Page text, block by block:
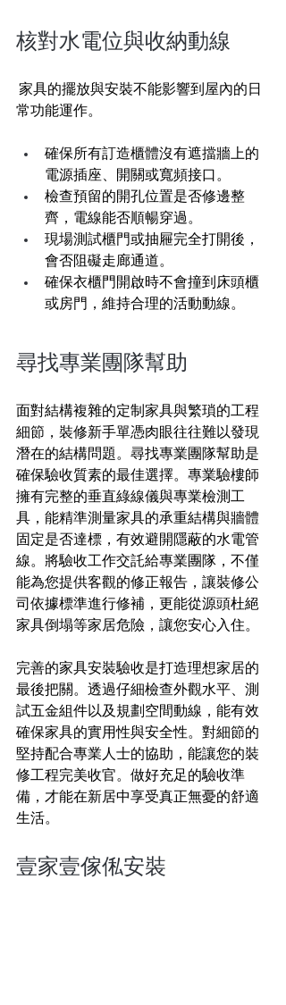
核對水電位與收納動線
家具的擺放與安裝不能影響到屋內的日
常功能運作。
確保所有訂造櫃體沒有遮擋牆上的
電源插座、開關或寬頻接口。
檢查預留的開孔位置是否修邊整
齊，電線能否順暢穿過。
現場測試櫃門或抽屜完全打開後，
會否阻礙走廊通道。
確保衣櫃門開啟時不會撞到床頭櫃
或房門，維持合理的活動動線。
尋找專業團隊幫助
面對結構複雜的定制家具與繁瑣的工程
細節，裝修新手單憑肉眼往往難以發現
潛在的結構問題。尋找專業團隊幫助是
確保驗收質素的最佳選擇。專業驗樓師
擁有完整的垂直綠線儀與專業檢測工
具，能精準測量家具的承重結構與牆體
固定是否達標，有效避開隱蔽的水電管
線。將驗收工作交託給專業團隊，不僅
能為您提供客觀的修正報告，讓裝修公
司依據標準進行修補，更能從源頭杜絕
家具倒塌等家居危險，讓您安心入住。
完善的家具安裝驗收是打造理想家居的
最後把關。透過仔細檢查外觀水平、測
試五金組件以及規劃空間動線，能有效
確保家具的實用性與安全性。對細節的
堅持配合專業人士的協助，能讓您的裝
修工程完美收官。做好充足的驗收準
備，才能在新居中享受真正無憂的舒適
生活。
壹家壹傢俬安裝